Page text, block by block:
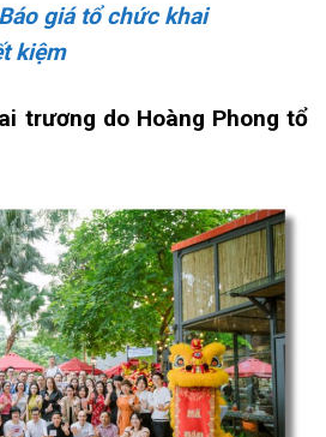
giá tổ chức khai
kiệm
trương do Hoàng Phong tổ